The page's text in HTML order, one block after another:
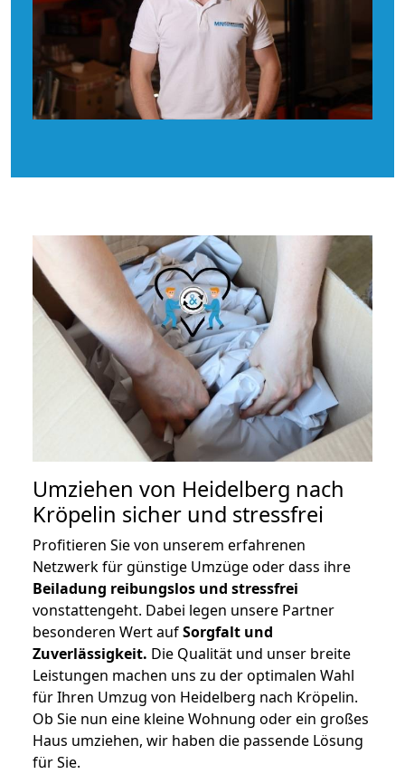
Umziehen von Heidelberg nach
Kröpelin sicher und stressfrei
Profitieren Sie von unserem erfahrenen
Netzwerk für günstige Umzüge oder dass ihre
Beiladung reibungslos und stressfrei
vonstattengeht. Dabei legen unsere Partner
besonderen Wert aufSorgfalt und
Zuverlässigkeit. Die Qualität und unser breite
Leistungen machen uns zu der optimalen Wahl
für Ihren Umzug von Heidelberg nach Kröpelin.
Ob Sie nun eine kleine Wohnung oder ein großes
Haus umziehen, wir haben die passende Lösung
für Sie.